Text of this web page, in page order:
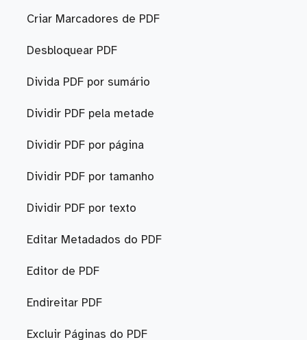
Criar Marcadores de PDF
Desbloquear PDF
Divida PDF por sumário
Dividir PDF pela metade
Dividir PDF por página
Dividir PDF por tamanho
Dividir PDF por texto
Editar Metadados do PDF
Editor de PDF
Endireitar PDF
Excluir Páginas do PDF